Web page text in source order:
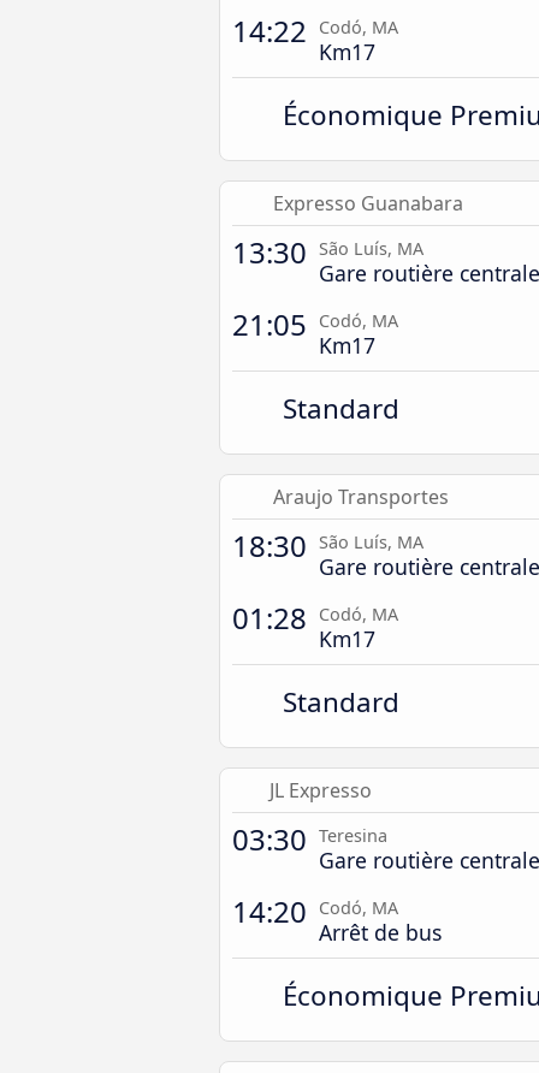
14:22 Codó, MA
Km17
Économique
Expresso Guanabara
13:30 São Luís, MA
Gare routière centrale
21:05 Codó, MA
Km17
Standard
Araujo Transportes
18:30 São Luís, MA
Gare routière centrale
01:28 Codó, MA
Km17
Standard
JL Expresso
03:30 Teresina
Gare routière centrale
14:20 Codó, MA
Arrêt de bus
Économique